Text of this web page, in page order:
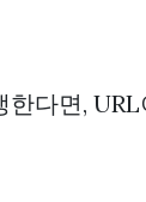
다면,